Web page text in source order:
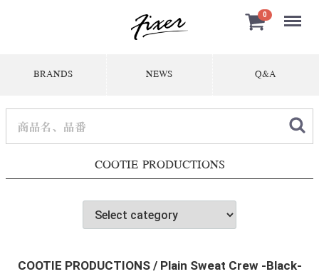
0 Menu
BRANDS NEWS Q&A
COOTIE PRODUCTIONS
COOTIE PRODUCTIONS / Plain Sweat Crew -Black-